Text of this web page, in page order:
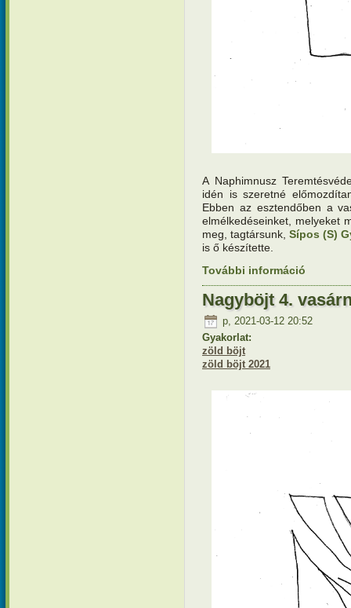
A Naphimnusz
idén is szeretné
Ebben az esztendőben a
elmélkedéseinket, melyeket
meg, tagtársunk,Sípos (S)
is ő készítette.
További információ
Nagyböjt 4.
p, 2021-03-12 20:52
Gyakorlat:
zöld böjt
zöld böjt 2021